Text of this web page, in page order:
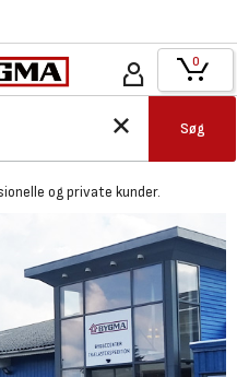
Søg
0
-
og private kunder.